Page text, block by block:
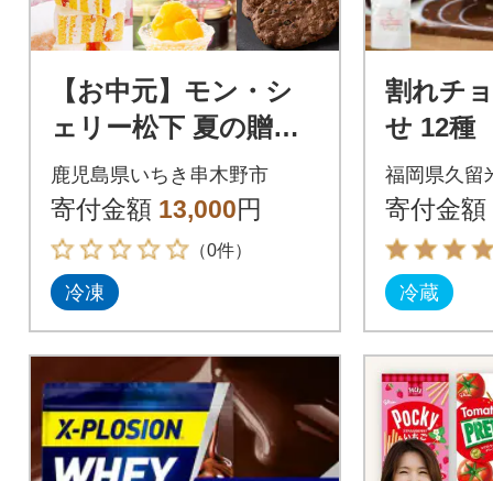
【お中元】モン・シ
ェリー松下 夏の贈り
物 チョコレンガ や
シャーベット などの
お菓子 詰合せ
鹿児島県いちき串木野市
寄付金額 13,000円
（0件）
冷凍
割れチ
せ 12種
コレー
福岡県久留
寄付金額
冷蔵